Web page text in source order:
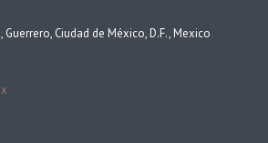
Ciudad de México, D.F., Mexico